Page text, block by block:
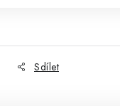
Sdílet